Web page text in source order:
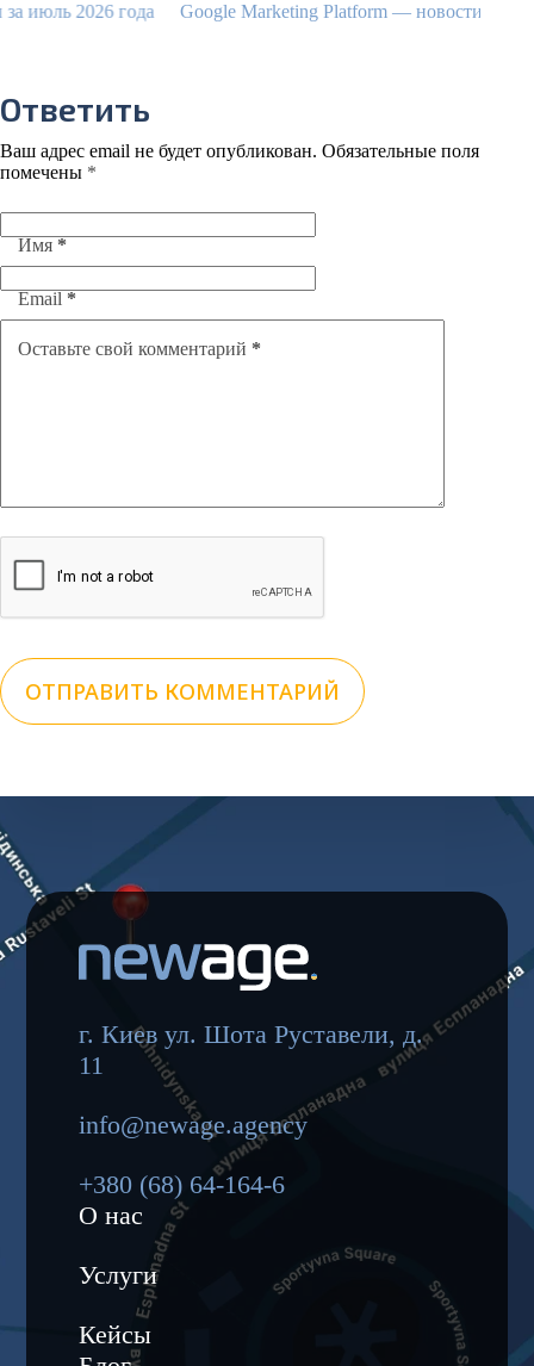
года
Google Marketing Platform — новости за июнь 2026
Ответить
Ваш адрес email не будет опубликован. Обязательные поля
помечены *
Имя *
Email *
Оставьте свой комментарий *
ОТПРАВИТЬ КОММЕНТАРИЙ
г. Киев ул. Шота Руставели, д.
11
info@newage.agency
+380 (68) 64-164-6
О нас
Услуги
Кейсы